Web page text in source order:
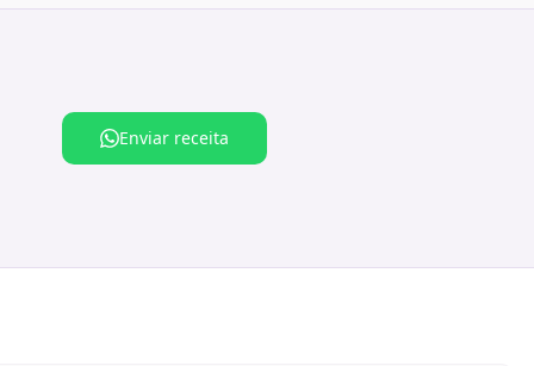
Enviar receita